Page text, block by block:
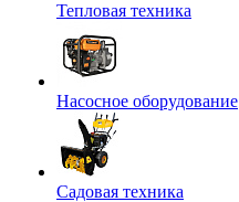
Тепловая техника
Насосное оборудование
Садовая техника